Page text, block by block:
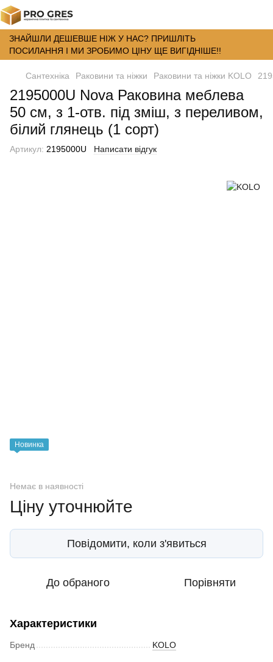
ЗНАЙШЛИ ДЕШЕВШЕ НІЖ У НАС? ПРИШЛІТЬ
ПОСИЛАННЯ І МИ ЗРОБИМО ЦІНУ ЩЕ ВИГІДНІШЕ!!
Сантехніка Раковини та ніжки Раковини та ніжки KOLO
2195000U Nova Раковина меблева
50 см, з 1-отв. під зміш, з переливом,
білий глянець (1 сорт)
Артикул: 2195000U Написати відгук
Новинка
Немає в наявності
Ціну уточнюйте
Повідомити, коли з'явиться
До обраного Порівняти
Характеристики
Бренд KOLO